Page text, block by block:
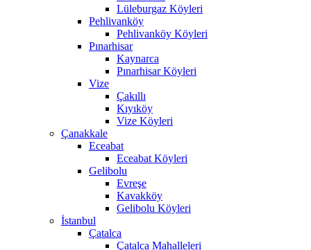
Lüleburgaz Köyleri
Pehlivanköy
Pehlivanköy Köyleri
Pınarhisar
Kaynarca
Pınarhisar Köyleri
Vize
Çakıllı
Kıyıköy
Vize Köyleri
Çanakkale
Eceabat
Eceabat Köyleri
Gelibolu
Evreşe
Kavakköy
Gelibolu Köyleri
İstanbul
Çatalca
Çatalca Mahalleleri